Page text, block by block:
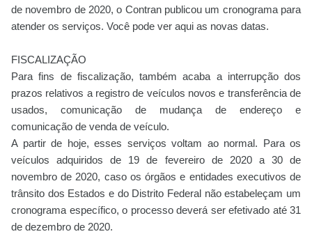
de novembro de 2020, o Contran publicou um cronograma para
atender os serviços. Você pode ver aqui as novas datas.
FISCALIZAÇÃO
Para fins de fiscalização, também acaba a interrupção dos
prazos relativos a registro de veículos novos e transferência de
usados, comunicação de mudança de endereço e
comunicação de venda de veículo.
A partir de hoje, esses serviços voltam ao normal. Para os
veículos adquiridos de 19 de fevereiro de 2020 a 30 de
novembro de 2020, caso os órgãos e entidades executivos de
trânsito dos Estados e do Distrito Federal não estabeleçam um
cronograma específico, o processo deverá ser efetivado até 31
de dezembro de 2020.